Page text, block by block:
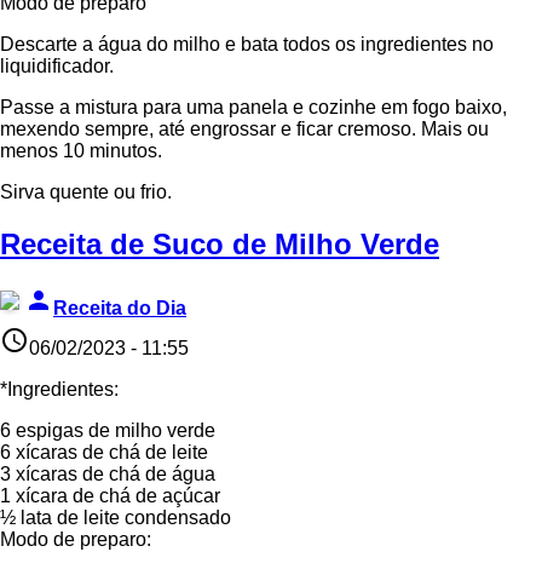
Descarte a água do milho e bata todos os ingredientes no
liquidificador.
Passe a mistura para uma panela e cozinhe em fogo baixo,
mexendo sempre, até engrossar e ficar cremoso. Mais ou
menos 10 minutos.
Sirva quente ou frio.
Receita de Suco de Milho Verde
person Receita do Dia
access_time06/02/2023 - 11:55
*Ingredientes:
6 espigas de milho verde
6 xícaras de chá de leite
3 xícaras de chá de água
1 xícara de chá de açúcar
½ lata de leite condensado
Modo de preparo: